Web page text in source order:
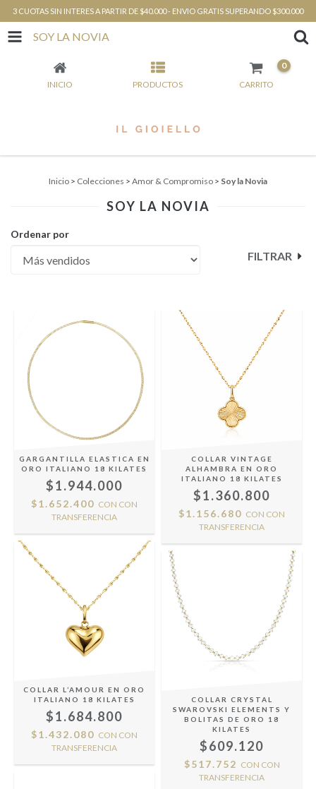
3 CUOTAS SIN INTERES A PARTIR DE $40.000 - ENVIO GRATIS SUPERANDO $300.000
SOY LA NOVIA
INICIO PRODUCTOS CARRITO
0
Inicio > Colecciones > Amor & Compromiso > Soy la Novia
SOY LA NOVIA
Ordenar por
FILTRAR
GARGANTILLA ELASTICA EN
ORO ITALIANO 18 KILATES
$1.944.000
$1.652.400 CON CON
TRANSFERENCIA
COLLAR VINTAGE
ALHAMBRA EN ORO
ITALIANO 18 KILATES
$1.360.800
$1.156.680 CON CON
TRANSFERENCIA
COLLAR L’AMOUR EN ORO
ITALIANO 18 KILATES
$1.684.800
$1.432.080 CON CON
TRANSFERENCIA
COLLAR CRYSTAL
SWAROVSKI ELEMENTS Y
BOLITAS DE ORO 18
KILATES
$609.120
$517.752 CON CON
TRANSFERENCIA